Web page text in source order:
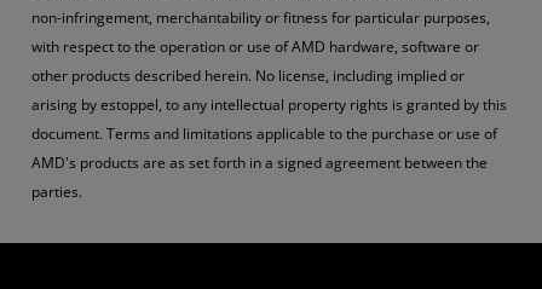
non-infringement, merchantability or fitness for particular purposes,
with respect to the operation or use of AMD hardware, software or
other products described herein. No license, including implied or
arising by estoppel, to any intellectual property rights is granted by this
document. Terms and limitations applicable to the purchase or use of
AMD's products are as set forth in a signed agreement between the
parties.